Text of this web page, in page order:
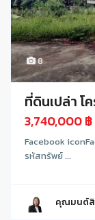
8
ที่ดินเปล่า โ
3,740,000 ฿
Facebook
รหัสทรัพย์ ...
คุณมนต์สิ